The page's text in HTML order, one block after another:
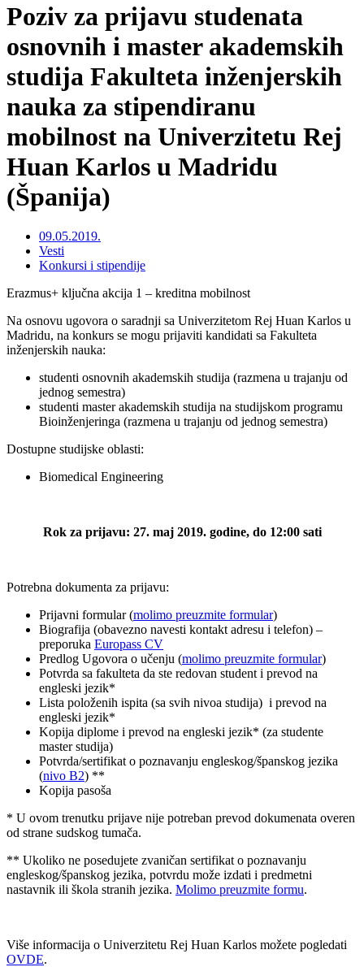
Poziv za prijavu studenata
osnovnih i master akademskih
studija Fakulteta inženjerskih
nauka za stipendiranu
mobilnost na Univerzitetu Rej
Huan Karlos u Madridu
(Španija)
09.05.2019.
Vesti
Konkursi i stipendije
Erazmus+ ključna akcija 1 – kreditna mobilnost
Na osnovu ugovora o saradnji sa Univerzitetom Rej Huan Karlos u
Madridu, na konkurs se mogu prijaviti kandidati sa Fakulteta
inženjerskih nauka:
studenti osnovnih akademskih studija (razmena u trajanju od
jednog semestra)
studenti master akademskih studija na studijskom programu
Bioinženjeringa (razmena u trajanju od jednog semestra)
Dostupne studijske oblasti:
Biomedical Engineering
Rok za prijavu: 27. maj2019. godine, do 12:00 sati
Potrebna dokumenta za prijavu:
Prijavni formular (molimo preuzmite formular)
Biografija (obavezno navesti kontakt adresu i telefon) –
preporuka Europass CV
Predlog Ugovora o učenju (molimo preuzmite formular)
Potvrda sa fakulteta da ste redovan student i prevod na
engleski jezik*
Lista položenih ispita (sa svih nivoa studija) i prevod na
engleski jezik*
Kopija diplome i prevod na engleski jezik* (za studente
master studija)
Potvrda/sertifikat o poznavanju engleskog/španskog jezika
(nivo B2) **
Kopija pasoša
* U ovom trenutku prijave nije potreban prevod dokumenata overen
od strane sudskog tumača.
** Ukoliko ne posedujete zvaničan sertifikat o poznavanju
engleskog/španskog jezika, potvrdu može izdati i predmetni
nastavnik ili škola stranih jezika. Molimo preuzmite formu.
Više informacija o Univerzitetu Rej Huan Karlos možete pogledati
OVDE.